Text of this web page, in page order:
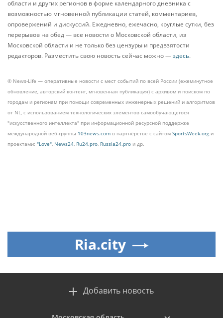
области и других регионов в форме календарного дневника с
возможностью мгновенной публикации статей, комментариев,
опровержений и дискуссий. Ежедневно, ежечасно, круглые сутки, без
перерывов на обед — все новости о Московской области, из
Московской области и не только без цензуры и предвзятости
редакторов. Разместить свою новость сейчас можно —здесь.
© News-Life — оперативные новости с мест событий по всей России (ежеминутное
обновление, авторский контент, мгновенная публикация) с архивом и поиском по
городам и регионам при помощи современных инженерных решений и алгоритмов
от NL, с использованием технологических элементов самообучающегося
"искусственного интеллекта" при информационной ресурсной поддержке
международной веб-группы 103news.com в партнёрстве с сайтом SportsWeek.orgи
проектами: "Love", News24, Ru24.pro, Russia24.pro и др.
Ria.city
Добавить новость